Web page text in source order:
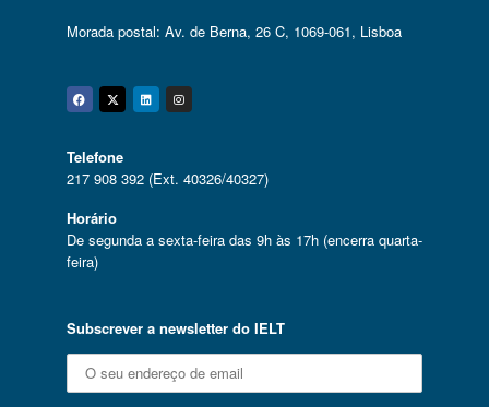
Morada postal: Av. de Berna, 26 C, 1069-061, Lisboa
Facebook
Twitter
Linkedin
Instagram
Telefone
217 908 392 (Ext. 40326/40327)
Horário
De segunda a sexta-feira das 9h às 17h (encerra quarta-
feira)
Subscrever a newsletter do IELT